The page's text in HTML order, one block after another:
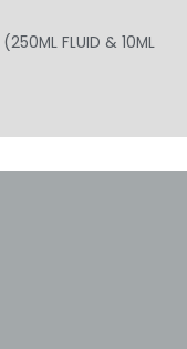
FLUID & 10ML